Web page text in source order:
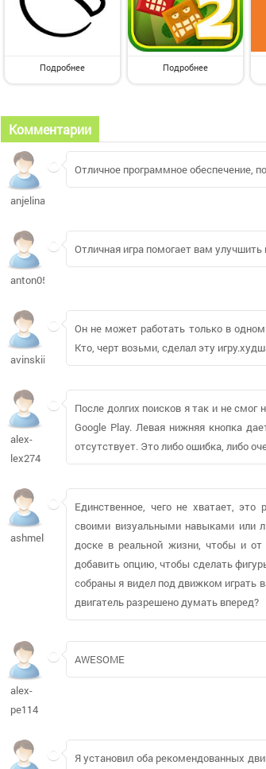
Подробнее Подробнее
Комментарии
anjelina92660
Отличное программное обеспечение,
anton0523
Отличная игра помогает вам улучшить
avinskii
Он не может работать только в одном
Кто, черт возьми, сделал эту
alex-
lex274
После долгих поисков я так и не
Google Play. Левая нижняя кнопка
отсутствует. Это либо ошибка, либо
ashmelkin
Единственное, чего не хватает,
своими визуальными навыками или
доске в реальной жизни, чтобы и
добавить опцию, чтобы сделать
собраны я видел под движком играть
двигатель разрешено думать вперед?
alex-
pe114
AWESOME
Я установил оба рекомендованных